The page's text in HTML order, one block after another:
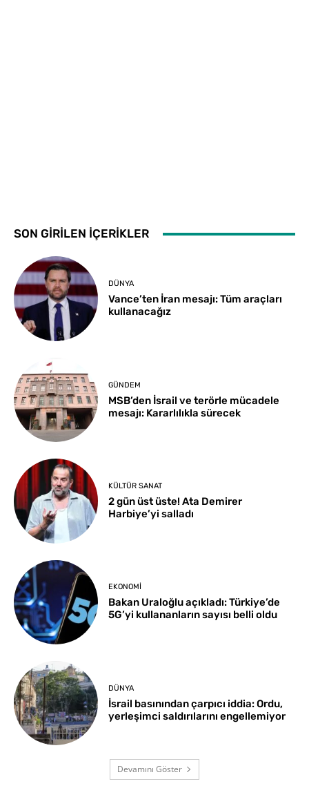
SON GİRİLEN İÇERİKLER
DÜNYA
Vance’ten İran mesajı: Tüm araçları
kullanacağız
GÜNDEM
MSB’den İsrail ve terörle mücadele
mesajı: Kararlılıkla sürecek
KÜLTÜR SANAT
2 gün üst üste! Ata Demirer
Harbiye’yi salladı
EKONOMI
Bakan Uraloğlu açıkladı: Türkiye’de
5G’yi kullananların sayısı belli oldu
DÜNYA
İsrail basınından çarpıcı iddia: Ordu,
yerleşimci saldırılarını engellemiyor
Devamını Göster